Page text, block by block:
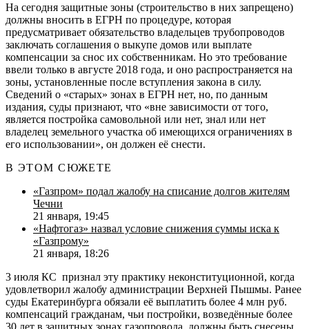
На сегодня защитные зоны (строительство в них запрещено)
должны вносить в ЕГРН по процедуре, которая
предусматривает обязательство владельцев трубопроводов
заключать соглашения о выкупе домов или выплате
компенсации за снос их собственникам. Но это требование
ввели только в августе 2018 года, и оно распространяется на
зоны, установленные после вступления закона в силу.
Сведений о «старых» зонах в ЕГРН нет, но, по данным
издания, суды признают, что «вне зависимости от того,
является постройка самовольной или нет, знал или нет
владелец земельного участка об имеющихся ограничениях в
его использовании», он должен её снести.
В ЭТОМ СЮЖЕТЕ
«Газпром» подал жалобу на списание долгов жителям
Чечни
21 января, 19:45
«Нафтогаз» назвал условие снижения суммы иска к
«Газпрому»
21 января, 18:26
3 июля КС признал эту практику неконституционной, когда
удовлетворил жалобу администрации Верхней Пышмы. Ранее
суды Екатеринбурга обязали её выплатить более 4 млн руб.
компенсаций гражданам, чьи постройки, возведённые более
30 лет в защитных зонах газопровода, должны быть снесены